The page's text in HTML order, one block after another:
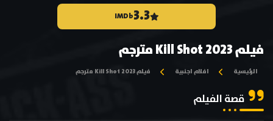
3.3
IMDb
فيلم Kill Shot 2023 مترجم
الرئيسية افلام اجنبية فيلم Kill Shot 2023 مترجم
قصة الفيلم